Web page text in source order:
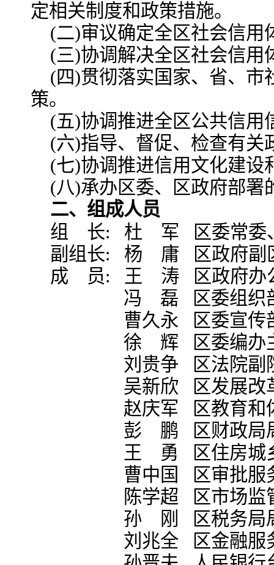
定相关制度和政策措施。
(二)审议确定全区社会信用
(三)协调解决全区社会信用
(四)贯彻落实国家、省、市
策。
(五)协调推进全区公共信用
(六)指导、督促、检查有关
(七)协调推进信用文化建设
(八)承办区委、区政府部署
二、组成人员
组 长: 杜 军 区委常委
副组长: 杨 庸 区政府副
成 员: 王
涛 区政府办
冯 磊 区委组织部副
曹久永 区委宣传部
徐 辉 区委编办
刘贵争 区法院副
吴新欣 区发展改革
赵庆军 区教育和体
彭 鹏 区财政局
王 勇 区住房城乡
曹中国 区审批服务
陈学超 区市场监管
孙 刚 区税务局
刘兆全 区金融服务